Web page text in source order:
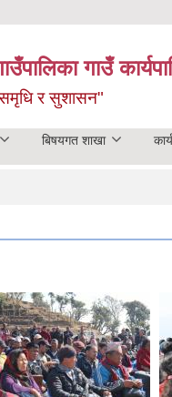
गाउँ
र सुशासन"
बिषयगत शाखा